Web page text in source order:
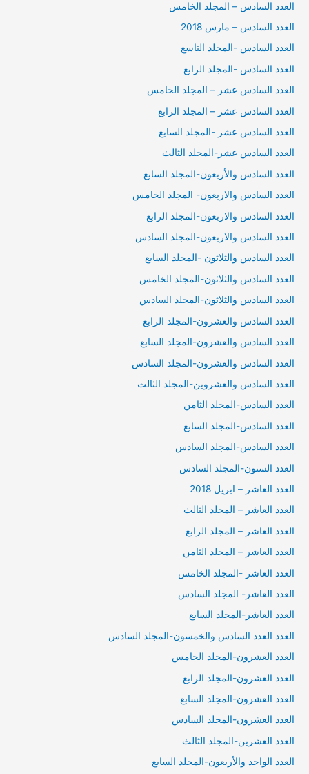
العدد السادس – المجلد الخامس
العدد السادس – مارس 2018
العدد السادس -المجلد التاسع
العدد السادس -المجلد الرابع
العدد السادس عشر – المجلد الخامس
العدد السادس عشر – المجلد الرابع
العدد السادس عشر -المجلد السابع
العدد السادس عشر-المجلد الثالث
العدد السادس والأربعون-المجلد السابع
العدد السادس والاربعون- المجلد الخامس
العدد السادس والاربعون-المجلد الرابع
العدد السادس والاربعون-المجلد السادس
العدد السادس والثلاثون -المجلد السابع
العدد السادس والثلاثون-المجلد الخامس
العدد السادس والثلاثون-المجلد السادس
العدد السادس والعشرون-المجلد الرابع
العدد السادس والعشرون-المجلد السابع
العدد السادس والعشرون-المجلد السادس
العدد السادس والعشروين-المجلد الثالث
العدد السادس-المجلد الثامن
العدد السادس-المجلد السابع
العدد السادس-المجلد السادس
العدد الستون-المجلد السادس
العدد العاشر – ابريل 2018
العدد العاشر – المجلد الثالث
العدد العاشر – المجلد الرابع
العدد العاشر – المحلد الثامن
العدد العاشر -المجلد الخامس
العدد العاشر- المجلد السادس
العدد العاشر-المجلد السابع
العدد العدد السادس والخمسون-المجلد السادس
العدد العشرون-المجلد الخامس
العدد العشرون-المجلد الرابع
العدد العشرون-المجلد السابع
العدد العشرون-المجلد السادس
العدد العشرين-المجلد الثالث
العدد الواحد والأربعون-المجلد السابع